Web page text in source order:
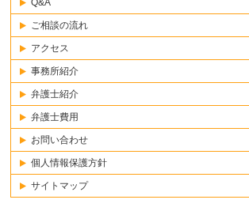
ご相談の流れ
アクセス
事務所紹介
弁護士紹介
弁護士費用
お問い合わせ
個人情報保護方針
サイトマップ